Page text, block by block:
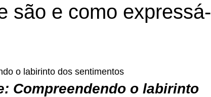
são e como expressá-
o labirinto dos sentimentos
Compreendendo o labirinto